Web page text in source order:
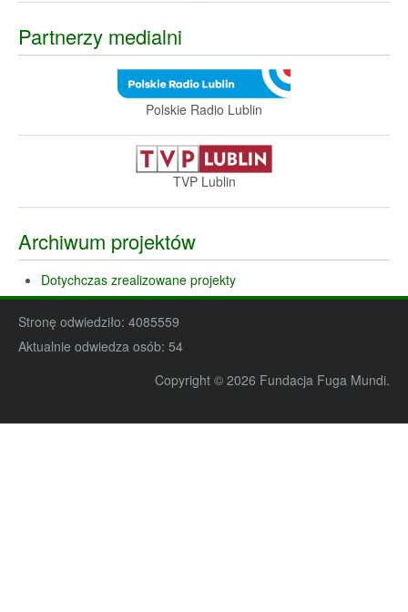
Partnerzy medialni
Polskie Radio Lublin
TVP Lublin
Archiwum projektów
Dotychczas zrealizowane projekty
Stronę odwiedziło: 4085559
Aktualnie odwiedza osób: 54
Copyright © 2026 Fundacja Fuga Mundi.